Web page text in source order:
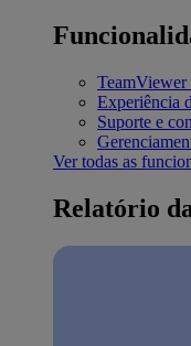
TeamViewer
Experiência
Suporte e
Ver todas as
Relatório